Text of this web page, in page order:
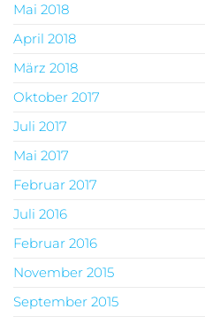
Mai 2018
April 2018
März 2018
Oktober 2017
Juli 2017
Mai 2017
Februar 2017
Juli 2016
Februar 2016
November 2015
September 2015